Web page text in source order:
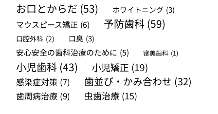
ブお口とからだ (53) ホワイトニング (3)
マウスピース矯正 (6) 予防歯科 (59)
口腔外科 (2) 口臭 (3)
安心安全の歯科治療のために (5) 審美歯科 (1)
小児歯科 (43) 小児矯正 (19)
感染症対策 (7) 歯並び・かみ合わせ (32)
歯周病治療 (9) 虫歯治療 (15)